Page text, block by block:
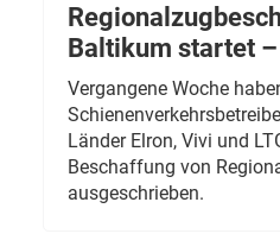
Baltikum startet
Vergangene Woche
Länder Elron, Vivi und
Beschaffung von
ausgeschrieben.